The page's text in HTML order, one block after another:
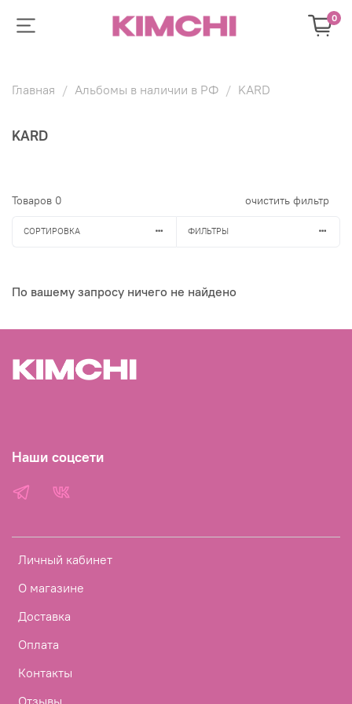
0
Главная Альбомы в наличии в РФ KARD
KARD
Товаров 0 очистить фильтр
СОРТИРОВКА ФИЛЬТРЫ
По вашему запросу ничего не найдено
Личный кабинет
О магазине
Доставка
Оплата
Контакты
Наши соцсети